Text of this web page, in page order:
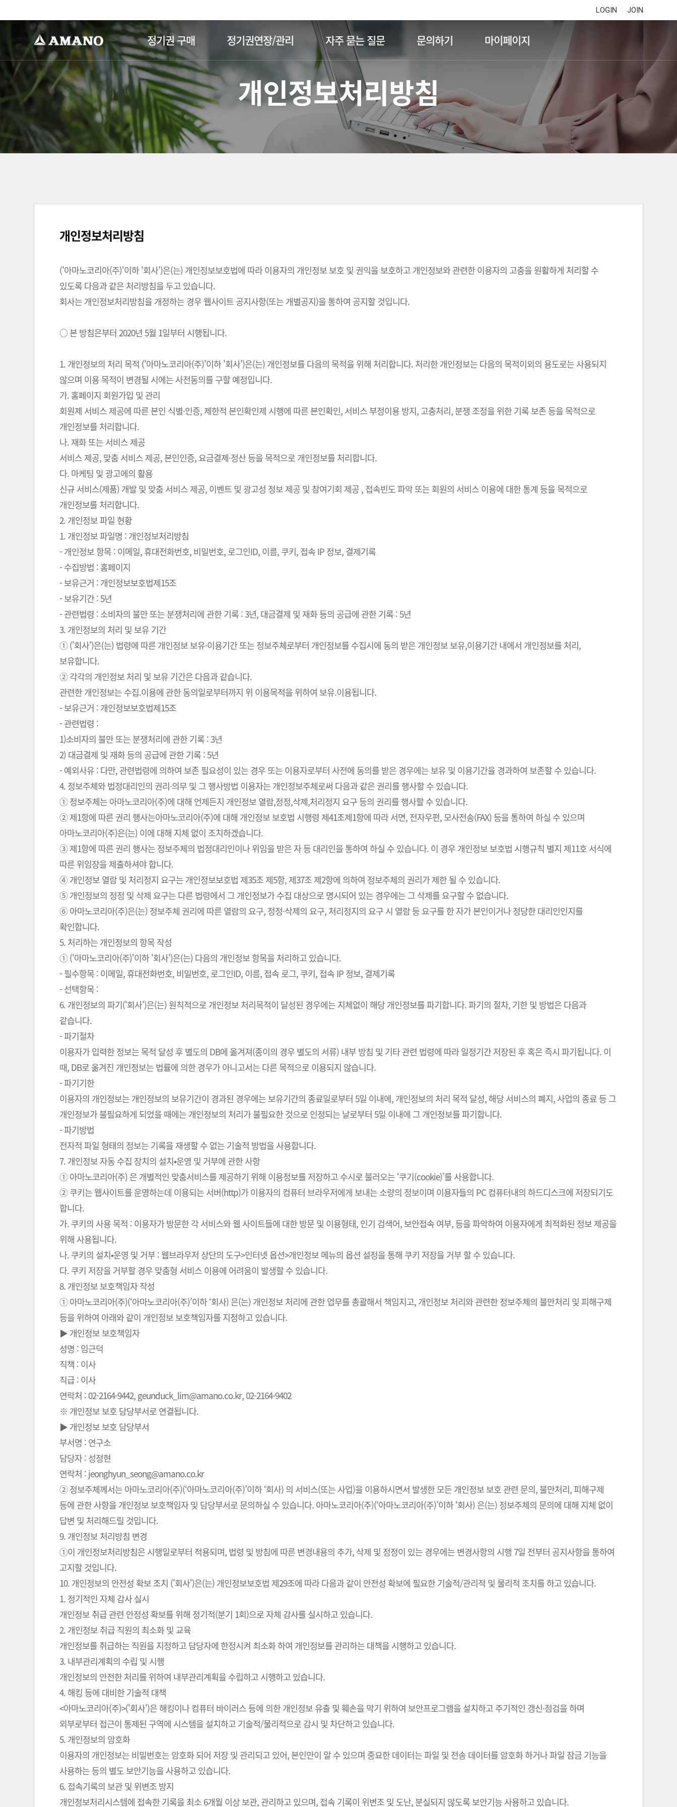
LOGIN JOIN
정기권 구매 정기권연장/관리 자주 묻는 질문 문의하기 마이페이지
개인정보처리방침
개인정보처리방침
('아마노코리아(주)'이하 '회사')은(는) 개인정보보호법에 따라 이용자의 개인정보 보호 및 권익을 보호하고 개인정보와 관련한 이용자의 고충을 원활하게 처리할 수
있도록 다음과 같은 처리방침을 두고 있습니다.
회사는 개인정보처리방침을 개정하는 경우 웹사이트 공지사항(또는 개별공지)을 통하여 공지할 것입니다.
○ 본 방침은부터 2020년 5월 1일부터 시행됩니다.
1. 개인정보의 처리 목적 ('아마노코리아(주)'이하 '회사')은(는) 개인정보를 다음의 목적을 위해 처리합니다. 처리한 개인정보는 다음의 목적이외의 용도로는 사용되지
않으며 이용 목적이 변경될 시에는 사전동의를 구할 예정입니다.
가. 홈페이지 회원가입 및 관리
회원제 서비스 제공에 따른 본인 식별·인증, 제한적 본인확인제 시행에 따른 본인확인, 서비스 부정이용 방지, 고충처리, 분쟁 조정을 위한 기록 보존 등을 목적으로
개인정보를 처리합니다.
나. 재화 또는 서비스 제공
서비스 제공, 맞춤 서비스 제공, 본인인증, 요금결제·정산 등을 목적으로 개인정보를 처리합니다.
다. 마케팅 및 광고에의 활용
신규 서비스(제품) 개발 및 맞춤 서비스 제공, 이벤트 및 광고성 정보 제공 및 참여기회 제공 , 접속빈도 파악 또는 회원의 서비스 이용에 대한 통계 등을 목적으로
개인정보를 처리합니다.
2. 개인정보 파일 현황
1. 개인정보 파일명 : 개인정보처리방침
- 개인정보 항목 : 이메일, 휴대전화번호, 비밀번호, 로그인ID, 이름, 쿠키, 접속 IP 정보, 결제기록
- 수집방법 : 홈페이지
- 보유근거 : 개인정보보호법제15조
- 보유기간 : 5년
- 관련법령 : 소비자의 불만 또는 분쟁처리에 관한 기록 : 3년, 대금결제 및 재화 등의 공급에 관한 기록 : 5년
3. 개인정보의 처리 및 보유 기간
① ('회사')은(는) 법령에 따른 개인정보 보유·이용기간 또는 정보주체로부터 개인정보를 수집시에 동의 받은 개인정보 보유,이용기간 내에서 개인정보를 처리,
보유합니다.
② 각각의 개인정보 처리 및 보유 기간은 다음과 같습니다.
관련한 개인정보는 수집.이용에 관한 동의일로부터까지 위 이용목적을 위하여 보유.이용됩니다.
- 보유근거 : 개인정보보호법제15조
- 관련법령 :
1)소비자의 불만 또는 분쟁처리에 관한 기록 : 3년
2) 대금결제 및 재화 등의 공급에 관한 기록 : 5년
- 예외사유 : 다만, 관련법령에 의하여 보존 필요성이 있는 경우 또는 이용자로부터 사전에 동의를 받은 경우에는 보유 및 이용기간을 경과하여 보존할 수 있습니다.
4. 정보주체와 법정대리인의 권리·의무 및 그 행사방법 이용자는 개인정보주체로써 다음과 같은 권리를 행사할 수 있습니다.
① 정보주체는 아마노코리아(주)에 대해 언제든지 개인정보 열람,정정,삭제,처리정지 요구 등의 권리를 행사할 수 있습니다.
② 제1항에 따른 권리 행사는아마노코리아(주)에 대해 개인정보 보호법 시행령 제41조제1항에 따라 서면, 전자우편, 모사전송(FAX) 등을 통하여 하실 수 있으며
아마노코리아(주)은(는) 이에 대해 지체 없이 조치하겠습니다.
③ 제1항에 따른 권리 행사는 정보주체의 법정대리인이나 위임을 받은 자 등 대리인을 통하여 하실 수 있습니다. 이 경우 개인정보 보호법 시행규칙 별지 제11호 서식에
따른 위임장을 제출하셔야 합니다.
④ 개인정보 열람 및 처리정지 요구는 개인정보보호법 제35조 제5항, 제37조 제2항에 의하여 정보주체의 권리가 제한 될 수 있습니다.
⑤ 개인정보의 정정 및 삭제 요구는 다른 법령에서 그 개인정보가 수집 대상으로 명시되어 있는 경우에는 그 삭제를 요구할 수 없습니다.
⑥ 아마노코리아(주)은(는) 정보주체 권리에 따른 열람의 요구, 정정·삭제의 요구, 처리정지의 요구 시 열람 등 요구를 한 자가 본인이거나 정당한 대리인인지를
확인합니다.
5. 처리하는 개인정보의 항목 작성
① ('아마노코리아(주)'이하 '회사')은(는) 다음의 개인정보 항목을 처리하고 있습니다.
- 필수항목 : 이메일, 휴대전화번호, 비밀번호, 로그인ID, 이름, 접속 로그, 쿠키, 접속 IP 정보, 결제기록
- 선택항목 :
6. 개인정보의 파기('회사')은(는) 원칙적으로 개인정보 처리목적이 달성된 경우에는 지체없이 해당 개인정보를 파기합니다. 파기의 절차, 기한 및 방법은 다음과
같습니다.
- 파기절차
이용자가 입력한 정보는 목적 달성 후 별도의 DB에 옮겨져(종이의 경우 별도의 서류) 내부 방침 및 기타 관련 법령에 따라 일정기간 저장된 후 혹은 즉시 파기됩니다. 이
때, DB로 옮겨진 개인정보는 법률에 의한 경우가 아니고서는 다른 목적으로 이용되지 않습니다.
- 파기기한
이용자의 개인정보는 개인정보의 보유기간이 경과된 경우에는 보유기간의 종료일로부터 5일 이내에, 개인정보의 처리 목적 달성, 해당 서비스의 폐지, 사업의 종료 등 그
개인정보가 불필요하게 되었을 때에는 개인정보의 처리가 불필요한 것으로 인정되는 날로부터 5일 이내에 그 개인정보를 파기합니다.
- 파기방법
전자적 파일 형태의 정보는 기록을 재생할 수 없는 기술적 방법을 사용합니다.
7. 개인정보 자동 수집 장치의 설치•운영 및 거부에 관한 사항
① 아마노코리아(주) 은 개별적인 맞춤서비스를 제공하기 위해 이용정보를 저장하고 수시로 불러오는 ‘쿠기(cookie)’를 사용합니다.
② 쿠키는 웹사이트를 운영하는데 이용되는 서버(http)가 이용자의 컴퓨터 브라우저에게 보내는 소량의 정보이며 이용자들의 PC 컴퓨터내의 하드디스크에 저장되기도
합니다.
가. 쿠키의 사용 목적 : 이용자가 방문한 각 서비스와 웹 사이트들에 대한 방문 및 이용형태, 인기 검색어, 보안접속 여부, 등을 파악하여 이용자에게 최적화된 정보 제공을
위해 사용됩니다.
나. 쿠키의 설치•운영 및 거부 : 웹브라우저 상단의 도구>인터넷 옵션>개인정보 메뉴의 옵션 설정을 통해 쿠키 저장을 거부 할 수 있습니다.
다. 쿠키 저장을 거부할 경우 맞춤형 서비스 이용에 어려움이 발생할 수 있습니다.
8. 개인정보 보호책임자 작성
① 아마노코리아(주)(‘아마노코리아(주)’이하 ‘회사) 은(는) 개인정보 처리에 관한 업무를 총괄해서 책임지고, 개인정보 처리와 관련한 정보주체의 불만처리 및 피해구제
등을 위하여 아래와 같이 개인정보 보호책임자를 지정하고 있습니다.
▶ 개인정보 보호책임자
성명 : 임근덕
직책 : 이사
직급 : 이사
연락처 : 02-2164-9442, geunduck_lim@amano.co.kr, 02-2164-9402
※ 개인정보 보호 담당부서로 연결됩니다.
▶ 개인정보 보호 담당부서
부서명 : 연구소
담당자 : 성정현
연락처 : jeonghyun_seong@amano.co.kr
② 정보주체께서는 아마노코리아(주)(‘아마노코리아(주)’이하 ‘회사) 의 서비스(또는 사업)을 이용하시면서 발생한 모든 개인정보 보호 관련 문의, 불만처리, 피해구제
등에 관한 사항을 개인정보 보호책임자 및 담당부서로 문의하실 수 있습니다. 아마노코리아(주)(‘아마노코리아(주)’이하 ‘회사) 은(는) 정보주체의 문의에 대해 지체 없이
답변 및 처리해드릴 것입니다.
9. 개인정보 처리방침 변경
①이 개인정보처리방침은 시행일로부터 적용되며, 법령 및 방침에 따른 변경내용의 추가, 삭제 및 정정이 있는 경우에는 변경사항의 시행 7일 전부터 공지사항을 통하여
고지할 것입니다.
10. 개인정보의 안전성 확보 조치 ('회사')은(는) 개인정보보호법 제29조에 따라 다음과 같이 안전성 확보에 필요한 기술적/관리적 및 물리적 조치를 하고 있습니다.
1. 정기적인 자체 감사 실시
개인정보 취급 관련 안정성 확보를 위해 정기적(분기 1회)으로 자체 감사를 실시하고 있습니다.
2. 개인정보 취급 직원의 최소화 및 교육
개인정보를 취급하는 직원을 지정하고 담당자에 한정시켜 최소화 하여 개인정보를 관리하는 대책을 시행하고 있습니다.
3. 내부관리계획의 수립 및 시행
개인정보의 안전한 처리를 위하여 내부관리계획을 수립하고 시행하고 있습니다.
4. 해킹 등에 대비한 기술적 대책
<아마노코리아(주)>('회사')은 해킹이나 컴퓨터 바이러스 등에 의한 개인정보 유출 및 훼손을 막기 위하여 보안프로그램을 설치하고 주기적인 갱신·점검을 하며
외부로부터 접근이 통제된 구역에 시스템을 설치하고 기술적/물리적으로 감시 및 차단하고 있습니다.
5. 개인정보의 암호화
이용자의 개인정보는 비밀번호는 암호화 되어 저장 및 관리되고 있어, 본인만이 알 수 있으며 중요한 데이터는 파일 및 전송 데이터를 암호화 하거나 파일 잠금 기능을
사용하는 등의 별도 보안기능을 사용하고 있습니다.
6. 접속기록의 보관 및 위변조 방지
개인정보처리시스템에 접속한 기록을 최소 6개월 이상 보관, 관리하고 있으며, 접속 기록이 위변조 및 도난, 분실되지 않도록 보안기능 사용하고 있습니다.